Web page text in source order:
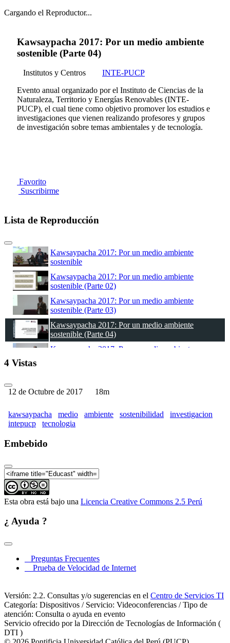
Cargando el Reproductor...
Kawsaypacha 2017: Por un medio ambiente
sostenible (Parte 04)
Institutos y Centros
INTE-PUCP
Evento anual organizado por el Instituto de Ciencias de la
Naturaleza, Territorio y Energías Renovables (INTE-
PUCP), el cual tiene como objetivo promover los estudios e
investigaciones que vienen realizando profesores y grupos
de investigación sobre temas ambientales y de tecnología.
Favorito
Suscribirme
Lista de Reproducción
Kawsaypacha 2017: Por un medio ambiente
sostenible
Kawsaypacha 2017: Por un medio ambiente
sostenible (Parte 02)
Kawsaypacha 2017: Por un medio ambiente
sostenible (Parte 03)
Kawsaypacha 2017: Por un medio ambiente
sostenible (Parte 04)
Kawsaypacha 2017: Por un medio ambiente
Kawsaypacha 2017: Por un medio ambiente
Kawsaypacha 2017: Por un medio ambiente
sostenible (Parte 08)
Kawsaypacha 2017: Por un medio ambiente
sostenible (Parte 10)
sostenible (Parte 11)
Kawsaypacha 2017: Por un medio ambiente
sostenible (Parte 15)
Kawsaypacha 2017: Por un medio ambiente
sostenible (Parte 16)
Kawsaypacha 2017: Por un medio ambiente
4 Vistas
12 de Octubre de 2017 18m
kawsaypacha medio ambiente sostenibilidad
investigacion
intepucp
tecnologia
Embebido
Esta obra está bajo una Licencia Creative Commons 2.5 Perú
¿ Ayuda ?
Preguntas Frecuentes
Prueba de Velocidad de Internet
Versión: 2.2. Consultas y/o sugerencias en el Centro de Servicios TI
Categoría: Dispositivos / Servicio: Videoconferencias / Tipo de
atención: Consulta o ayuda en evento
Servicio ofrecido por la Dirección de Tecnologías de Información (
DTI )